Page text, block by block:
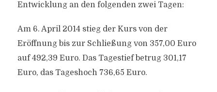
Entwicklung an den folgenden zwei Tagen:
Am 6. April 2014 stieg der Kurs von der
Eröffnung bis zur Schließung von 357,00 Euro
auf 492,39 Euro. Das Tagestief betrug 301,17
Euro, das Tageshoch 736,65 Euro.